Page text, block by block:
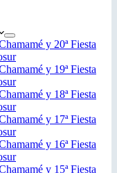
y 20ª Fiesta
y 19ª Fiesta
y 18ª Fiesta
y 17ª Fiesta
y 16ª Fiesta
y 15ª Fiesta